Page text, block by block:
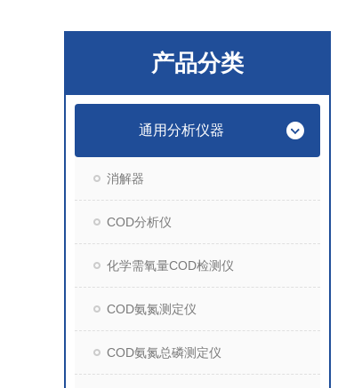
产品分类
通用分析仪器
消解器
COD分析仪
化学需氧量COD检测仪
COD氨氮测定仪
COD氨氮总磷测定仪